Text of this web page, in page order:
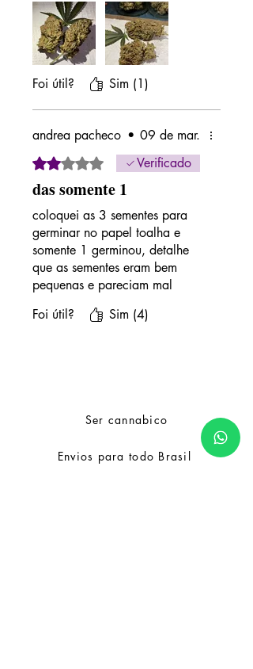
que atingem esse nivel de
aroma e sabor . indico muito e
nao podemos deixar de frisar
que sempre tive um otimo
atendimento dando todo o
suporte e garantia .. abraço a
todos
Foi útil? Sim (1)
andrea pacheco • 09 de mar.
Rated 2 out of 5 stars.Verificado
das somente 1
coloquei as 3 sementes para
germinar no papel toalha e
somente 1 germinou, detalhe
que as sementes eram bem
pequenas e pareciam mal
Foi útil? Sim (4)
Ser cannabico
Envios para todo Brasil